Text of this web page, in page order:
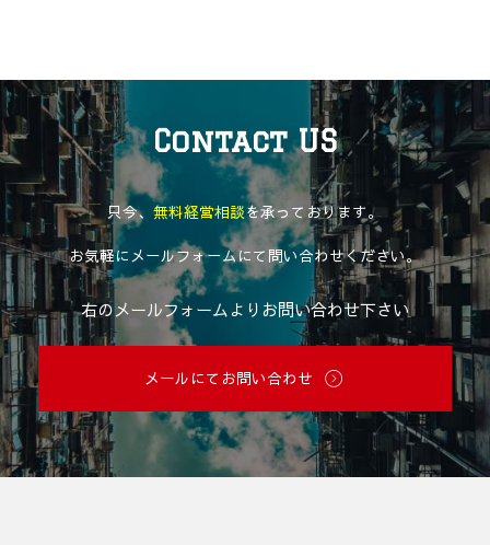
Contact US
只今、 無料経営相談を承っております。
お気軽にメールフォームにて問い合わせください。
右のメールフォームよりお問い合わせ下さい
メールにてお問い合わせ